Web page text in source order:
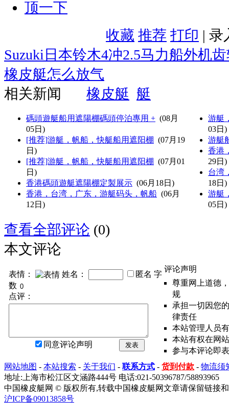
顶一下
收藏 推荐 打印 | 录
Suzuki日本铃木4冲2.5马力船外机
橡皮艇怎么放气
相关新闻
橡皮艇 艇
碼頭遊艇船用遮陽棚碼頭停泊專用 + (08月
05日)
[推荐]游艇，帆船，快艇船用遮阳棚 (07月19
日)
[推荐]游艇，帆船，快艇船用遮阳棚 (07月01
日)
香港碼頭遊艇遮陽棚定製展示 (06月18日)
香港，台湾，广东，游艇码头，帆船 (06月
12日)
游艇
03日)
游艇
香港
29日)
台湾
18日)
游艇
05日)
查看全部评论 (0)
本文评论
表情： 姓名： 匿名 字
数
点评：
同意评论声明 发表
评论声明
尊重网上道德
规
承担一切因您
律责任
本站管理人员
本站有权在网
参与本评论即
网站地图 - 本站搜索 - 关于我们 - 联系方式 - 货到付款 - 物流须
地址:上海市松江区文涵路444号 电话:021-50396787/58893965
中国橡皮艇网 © 版权所有,转载中国橡皮艇网文章请保留链接
沪ICP备09013858号